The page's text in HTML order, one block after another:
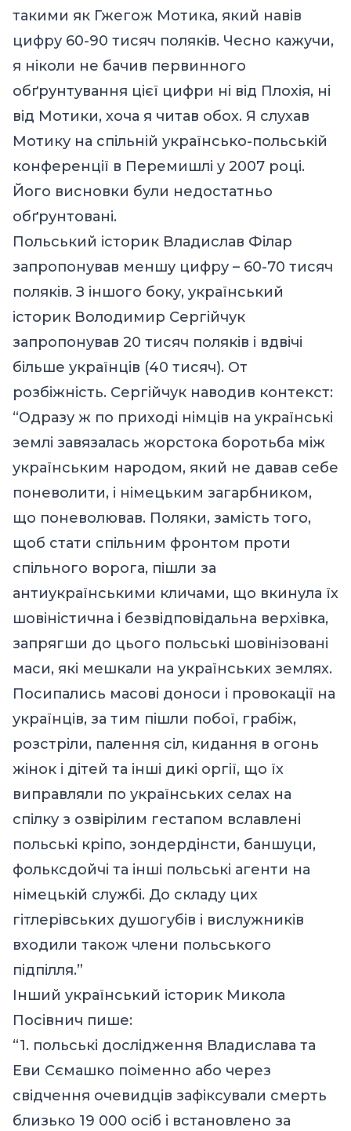
такими як Гжегож Мотика, який навів
цифру 60-90 тисяч поляків. Чесно кажучи,
я ніколи не бачив первинного
обґрунтування цієї цифри ні від Плохія, ні
від Мотики, хоча я читав обох. Я слухав
Мотику на спільній українсько-польській
конференції в Перемишлі у 2007 році.
Його висновки були недостатньо
обґрунтовані.
Польський історик Владислав Філар
запропонував меншу цифру – 60-70 тисяч
поляків. З іншого боку, український
історик Володимир Сергійчук
запропонував 20 тисяч поляків і вдвічі
більше українців (40 тисяч). От
розбіжність. Сергійчук наводив контекст:
“Одразу ж по приході німців на українські
землі завязалась жорстока боротьба між
українським народом, який не давав себе
поневолити, і німецьким загарбником,
що поневолював. Поляки, замість того,
щоб стати спільним фронтом проти
спільного ворога, пішли за
антиукраїнськими кличами, що вкинула їх
шовіністична і безвідповідальна верхівка,
запрягши до цього польські шовінізовані
маси, які мешкали на українських землях.
Посипались масові доноси і провокації на
українців, за тим пішли побої, грабіж,
розстріли, палення сіл, кидання в огонь
жінок і дітей та інші дикі оргії, що їх
виправляли по українських селах на
спілку з озвірілим гестапом вславлені
польські кріпо, зондердінсти, баншуци,
фольксдойчі та інші польські агенти на
німецькій службі. До складу цих
гітлерівських душогубів і вислужників
входили також члени польського
підпілля.”
Інший український історик Микола
Посівнич пише:
“1. польські дослідження Владислава та
Еви Сємашко поіменно або через
свідчення очевидців зафіксували смерть
близько 19 000 осіб і встановлено за